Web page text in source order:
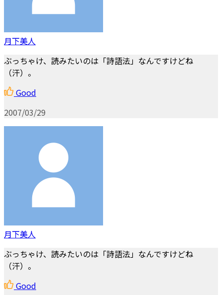
月下美人
ぶっちゃけ、読みたいのは「詩語法」なんですけどね
（汗）。
Good
2007/03/29
月下美人
ぶっちゃけ、読みたいのは「詩語法」なんですけどね
（汗）。
Good